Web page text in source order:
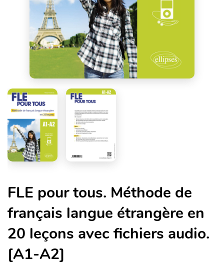
FLE pour tous. Méthode de
français langue étrangère en
20 leçons avec fichiers audio.
[A1-A2]